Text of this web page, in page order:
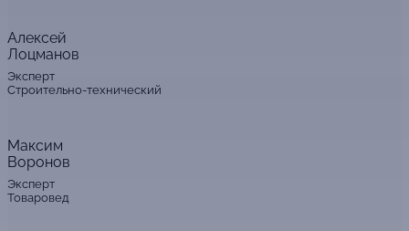
Алексей
Лоцманов
Эксперт
Строительно-технический
Максим
Воронов
Эксперт
Товаровед